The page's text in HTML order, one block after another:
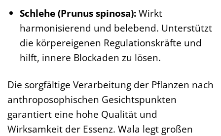
Schlehe (Prunus spinosa):Wirkt
harmonisierend und belebend. Unterstützt
die körpereigenen Regulationskräfte und
hilft, innere Blockaden zu lösen.
Die sorgfältige Verarbeitung der Pflanzen nach
anthroposophischen Gesichtspunkten
garantiert eine hohe Qualität und
Wirksamkeit der Essenz. Wala legt großen